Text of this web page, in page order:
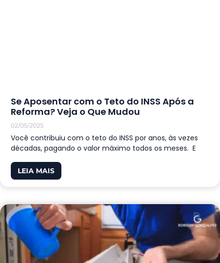
Se Aposentar com o Teto do INSS Após a
Reforma? Veja o Que Mudou
02/05/2025
Você contribuiu com o teto do INSS por anos, às vezes
décadas, pagando o valor máximo todos os meses. E
LEIA MAIS